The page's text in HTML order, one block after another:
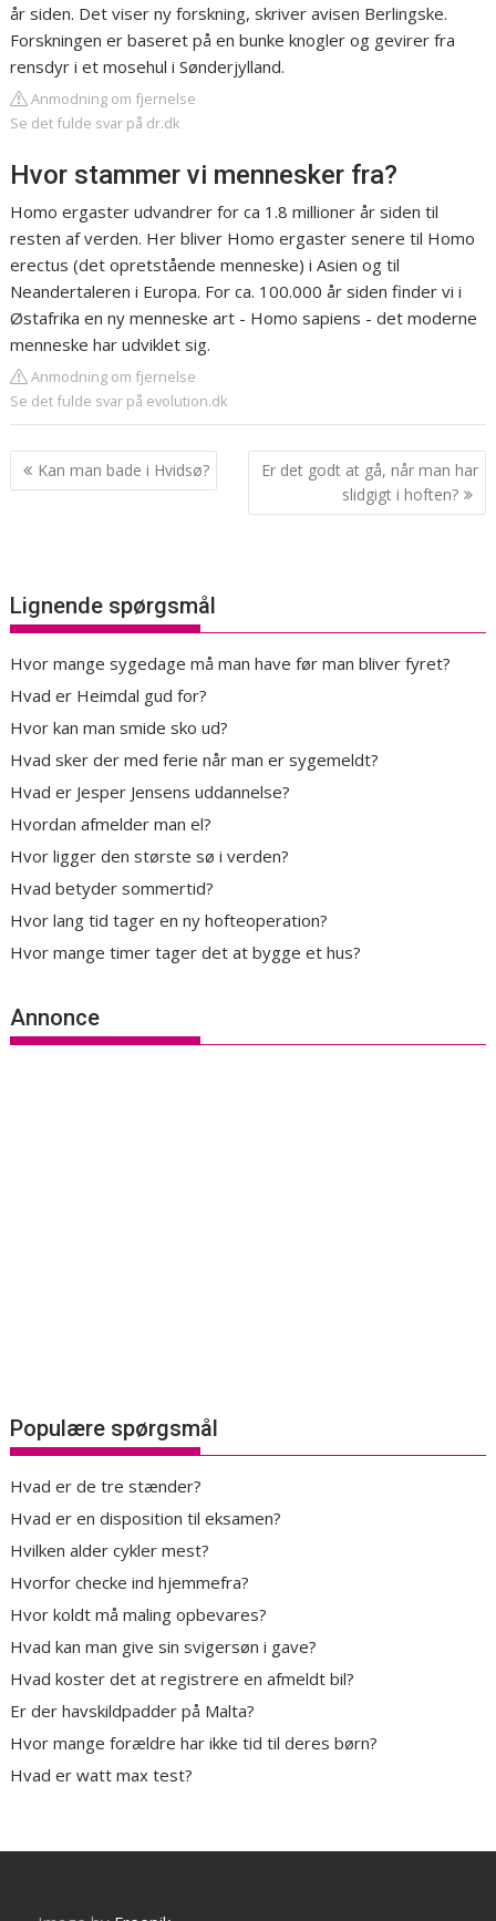
år siden. Det viser ny forskning, skriver avisen Berlingske.
Forskningen er baseret på en bunke knogler og gevirer fra
rensdyr i et mosehul i Sønderjylland.
Anmodning om fjernelse
Se det fulde svar på dr.dk
Hvor stammer vi mennesker fra?
Homo ergaster udvandrer for ca 1.8 millioner år siden til
resten af verden. Her bliver Homo ergaster senere til Homo
erectus (det opretstående menneske) i Asien og til
Neandertaleren i Europa. For ca. 100.000 år siden finder vi i
Østafrika en ny menneske art - Homo sapiens - det moderne
menneske har udviklet sig.
Anmodning om fjernelse
Se det fulde svar på evolution.dk
Indlægsnavigation
Kan man bade i Hvidsø?
Er det godt at gå, når man har
slidgigt i hoften?
Lignende spørgsmål
Hvor mange sygedage må man have før man bliver fyret?
Hvad er Heimdal gud for?
Hvor kan man smide sko ud?
Hvad sker der med ferie når man er sygemeldt?
Hvad er Jesper Jensens uddannelse?
Hvordan afmelder man el?
Hvor ligger den største sø i verden?
Hvad betyder sommertid?
Hvor lang tid tager en ny hofteoperation?
Hvor mange timer tager det at bygge et hus?
Annonce
Populære spørgsmål
Hvad er de tre stænder?
Hvad er en disposition til eksamen?
Hvilken alder cykler mest?
Hvorfor checke ind hjemmefra?
Hvor koldt må maling opbevares?
Hvad kan man give sin svigersøn i gave?
Hvad koster det at registrere en afmeldt bil?
Er der havskildpadder på Malta?
Hvor mange forældre har ikke tid til deres børn?
Hvad er watt max test?